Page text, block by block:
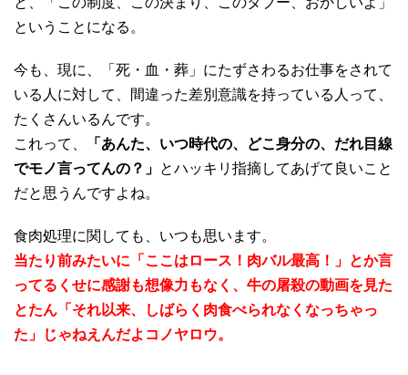
ということになる。
今も、現に、「死・血・葬」にたずさわるお仕事をされて
いる人に対して、間違った差別意識を持っている人って、
たくさんいるんです。
これって、
「あんた、いつ時代の、どこ身分の、だれ目線
でモノ言ってんの？」 とハッキリ指摘してあげて良いこと
だと思うんですよね。
食肉処理に関しても、いつも思います。
当たり前みたいに「ここはロース！肉バル最高！」とか言
ってるくせに感謝も想像力もなく、牛の屠殺の動画を見た
とたん「それ以来、しばらく肉食べられなくなっちゃっ
た」じゃねえんだよコノヤロウ。